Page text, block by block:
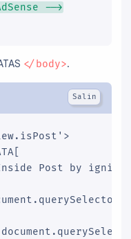
-->
</body>.
Post by